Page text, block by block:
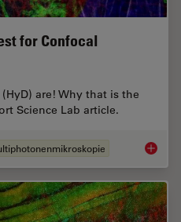
for Confocal
are! Why that is the
Science Lab article.
Which